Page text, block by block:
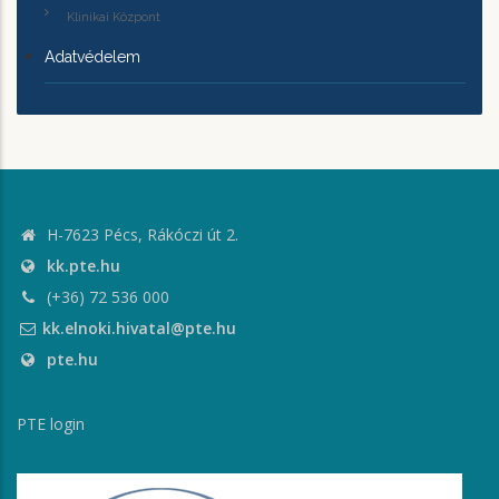
Klinikai Központ
Adatvédelem
H-7623 Pécs, Rákóczi út 2.
kk.pte.hu
(+36) 72 536 000
kk.elnoki.hivatal@pte.hu
pte.hu
PTE login